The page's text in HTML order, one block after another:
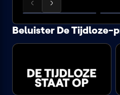
Scrol
lijst
Scrol
lijst
Floyd:
live
at
the
Beluister De Tijdloze-